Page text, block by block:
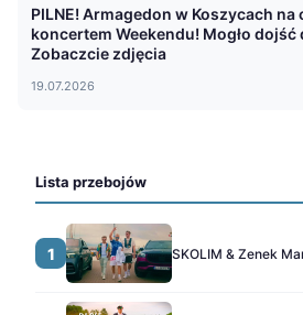
PILNE! Armagedon w Koszycach
koncertem Weekendu! Mogło
Zobaczcie zdjęcia
19.07.2026
Lista przebojów
1 SKOLIM & Zenek